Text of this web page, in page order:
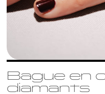
Bague en
diamants